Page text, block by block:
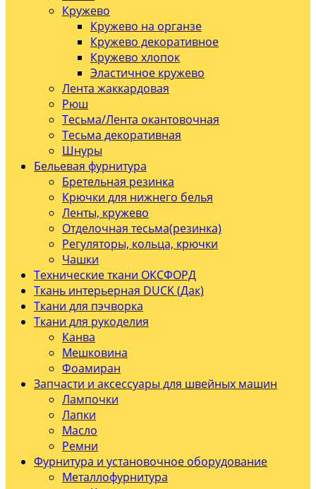
Кружево
Кружево на органзе
Кружево декоративное
Кружево хлопок
Эластичное кружево
Лента жаккардовая
Рюш
Тесьма/Лента окантовочная
Тесьма декоративная
Шнуры
Бельевая фурнитура
Бретельная резинка
Крючки для нижнего белья
Ленты, кружево
Отделочная тесьма(резинка)
Регуляторы, кольца, крючки
Чашки
Технические ткани ОКСФОРД
Ткань интерьерная DUCK (Дак)
Ткани для пэчворка
Ткани для рукоделия
Канва
Мешковина
Фоамиран
Запчасти и аксессуары для швейных машин
Лампочки
Лапки
Масло
Ремни
Фурнитура и установочное оборудование
Металлофурнитура